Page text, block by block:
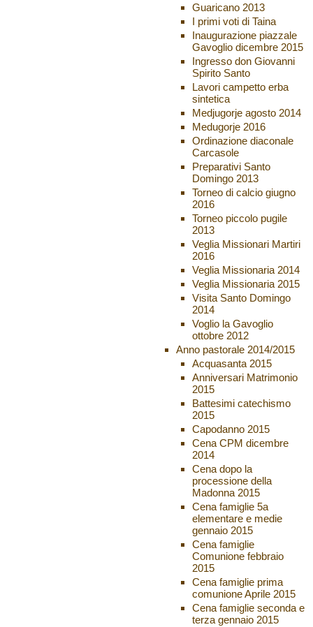
Guaricano 2013
I primi voti di Taina
Inaugurazione piazzale
Gavoglio dicembre 2015
Ingresso don Giovanni
Spirito Santo
Lavori campetto erba
sintetica
Medjugorje agosto 2014
Medugorje 2016
Ordinazione diaconale
Carcasole
Preparativi Santo
Domingo 2013
Torneo di calcio giugno
2016
Torneo piccolo pugile
2013
Veglia Missionari Martiri
2016
Veglia Missionaria 2014
Veglia Missionaria 2015
Visita Santo Domingo
2014
Voglio la Gavoglio
ottobre 2012
Anno pastorale 2014/2015
Acquasanta 2015
Anniversari Matrimonio
2015
Battesimi catechismo
2015
Capodanno 2015
Cena CPM dicembre
2014
Cena dopo la
processione della
Madonna 2015
Cena famiglie 5a
elementare e medie
gennaio 2015
Cena famiglie
Comunione febbraio
2015
Cena famiglie prima
comunione Aprile 2015
Cena famiglie seconda e
terza gennaio 2015